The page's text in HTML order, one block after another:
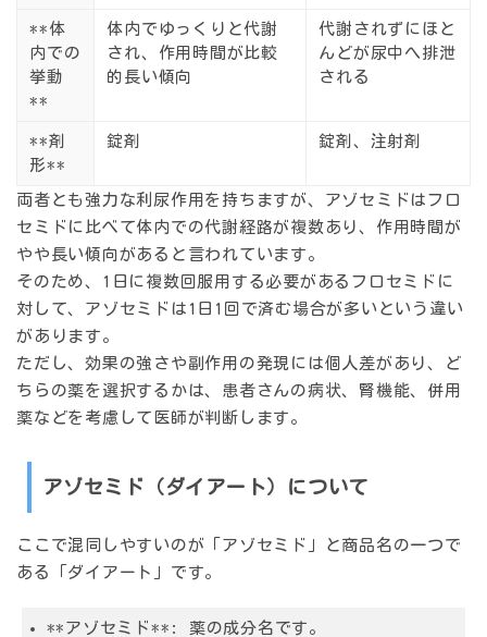
**体
内での
挙動
**
体内でゆっくりと代謝
され、作用時間が比較
的長い傾向
代謝されずにほと
んどが尿中へ排泄
される
**剤
形**
錠剤 錠剤、注射剤
両者とも強力な利尿作用を持ちますが、アゾセミドはフロ
セミドに比べて体内での代謝経路が複数あり、作用時間が
やや長い傾向があると言われています。
そのため、1日に複数回服用する必要があるフロセミドに
対して、アゾセミドは1日1回で済む場合が多いという違い
があります。
ただし、効果の強さや副作用の発現には個人差があり、ど
ちらの薬を選択するかは、患者さんの病状、腎機能、併用
薬などを考慮して医師が判断します。
アゾセミド（ダイアート）について
ここで混同しやすいのが「アゾセミド」と商品名の一つで
ある「ダイアート」です。
**アゾセミド**: 薬の成分名です。